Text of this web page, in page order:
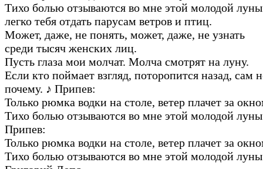
Тихо болью отзываются во мне этой молодой
легко тебя отдать парусам ветров и птиц.
Может, даже, не понять, может, даже, не узнать
среди тысяч женских лиц.
Пусть глаза мои молчат. Молча смотрят на луну.
Если кто поймает взгляд, поторопится назад, сам
почему. ♪ Припев:
Только рюмка водки на столе, ветер плачет за
Тихо болью отзываются во мне этой молодой
Припев:
Только рюмка водки на столе, ветер плачет за
Тихо болью отзываются во мне этой молодой